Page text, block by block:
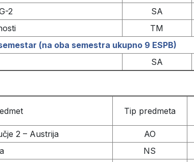
2 SA
TM
(na oba semestra ukupno 9 ESPB)
SA
Tip predmeta
2 – Austrija AO
NS